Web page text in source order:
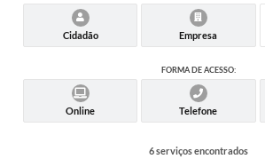
Cidadão Empresa
FORMA DE ACESSO:
Online Telefone
6 serviços encontrados